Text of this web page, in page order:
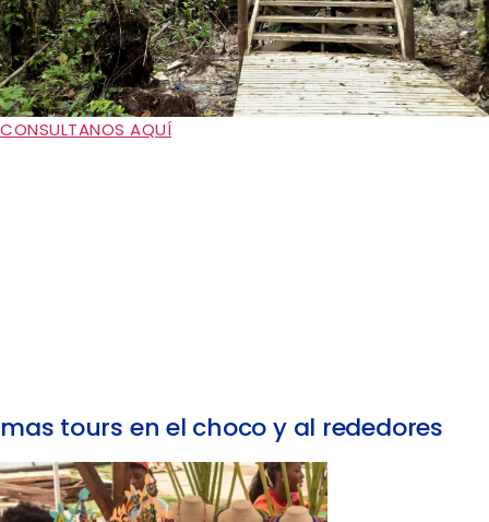
CONSULTANOS AQUÍ
mas tours en el choco y al rededores